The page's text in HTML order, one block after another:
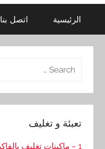
الرئيسية اتصل بنا
Search
تعبئة و تغليف
1 – ماكينات تغليف بالفاكيوم